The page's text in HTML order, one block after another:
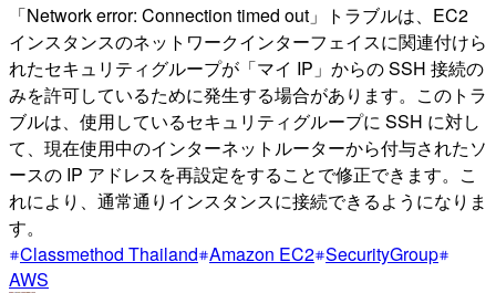
「Network error: Connection timed out」トラブルは、EC2
インスタンスのネットワークインターフェイスに関連付けら
れたセキュリティグループが「マイ IP」からの SSH 接続の
みを許可しているために発生する場合があります。このトラ
ブルは、使用しているセキュリティグループに SSH に対し
て、現在使用中のインターネットルーターから付与されたソ
ースの IP アドレスを再設定をすることで修正できます。こ
れにより、通常通りインスタンスに接続できるようになりま
す。
Classmethod Thailand Amazon EC2 SecurityGroup
AWS